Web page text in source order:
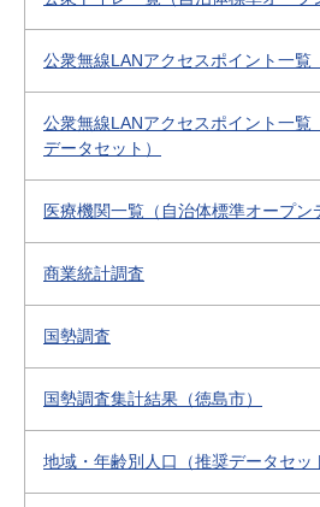
公衆無線LANアクセスポイント一覧
公衆無線LANアクセスポイント一覧
データセット）
医療機関一覧（自治体標準オープン
商業統計調査
国勢調査
国勢調査集計結果（徳島市）
地域・年齢別人口（推奨データセッ